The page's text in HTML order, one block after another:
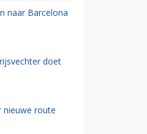
naar Barcelona
doet
nieuwe route